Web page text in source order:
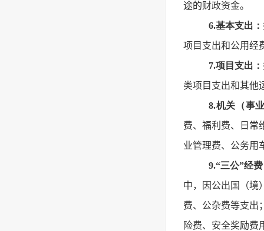
途的财政资金。
6.基本支出：
项目支出和公用经
7.项目支出：
类项目支出和其他
8.机关（事
费、福利费、日常
业管理费、公务用
9.“三公”经费
中，因公出国（境
费、公杂费等支出
险费、安全奖励费